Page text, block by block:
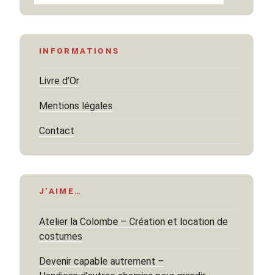
INFORMATIONS
Livre d’Or
Mentions légales
Contact
J’AIME…
Atelier la Colombe – Création et location de
costumes
Devenir capable autrement –